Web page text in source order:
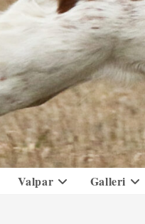
Valpar Galleri